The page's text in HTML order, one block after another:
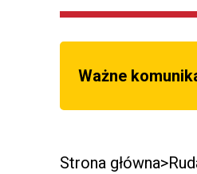
Ważne
Strona główna